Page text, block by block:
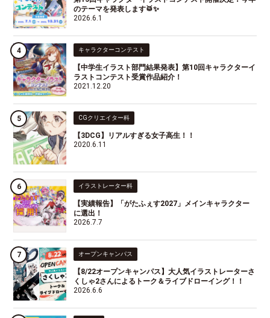
のテーマを発表します🥁✨
2026.6.1
キャラクターコンテスト
【中学生イラスト部門結果発表】第10回キャラクターイ
ラストコンテスト受賞作品紹介！
2021.12.20
CGクリエイター科
【3DCG】リアルすぎる女子高生！！
2020.6.11
イラストレーター科
【実績報告】「がたふぇす2027」メインキャラクター
に選出！
2026.7.7
オープンキャンパス
【8/22オープンキャンパス】大人気イラストレーターさ
くしゃ2さんによるトーク＆ライブドローイング！！
2026.6.6